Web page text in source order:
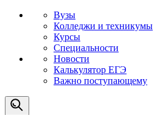
Вузы
Колледжи и техникумы
Курсы
Специальности
Новости
Калькулятор ЕГЭ
Важно поступающему